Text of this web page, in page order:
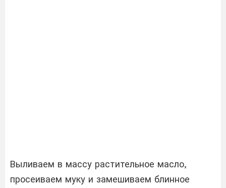
Выливаем в массу растительное масло,
просеиваем муку и замешиваем блинное